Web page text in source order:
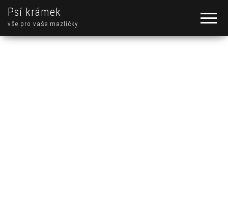
Psí krámek
vše pro vaše mazlíčky